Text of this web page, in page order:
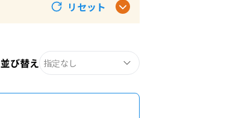
リセット
並び替え 指定なし